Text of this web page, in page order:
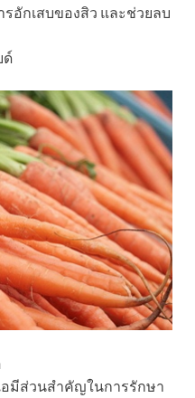
อักเสบของสิว และช่วยลบ
ด์
อมีส่วนสำคัญในการรักษา